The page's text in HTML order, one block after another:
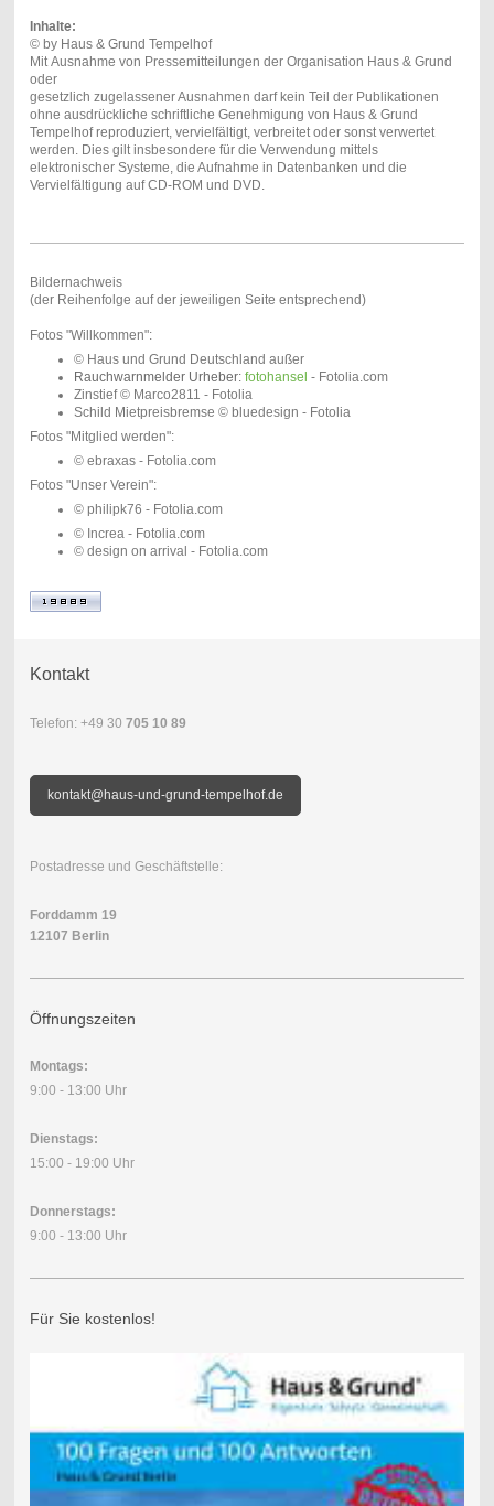
Inhalte:
© by Haus & Grund Tempelhof
Mit Ausnahme von Pressemitteilungen der Organisation Haus & Grund
oder
gesetzlich zugelassener Ausnahmen darf kein Teil der Publikationen
ohne ausdrückliche schriftliche Genehmigung von Haus & Grund
Tempelhof reproduziert, vervielfältigt, verbreitet oder sonst verwertet
werden. Dies gilt insbesondere für die Verwendung mittels
elektronischer Systeme, die Aufnahme in Datenbanken und die
Vervielfältigung auf CD-ROM und DVD.
Bildernachweis
(der Reihenfolge auf der jeweiligen Seite entsprechend)
Fotos "Willkommen":
© Haus und Grund Deutschland außer
Rauchwarnmelder Urheber: fotohansel - Fotolia.com
Zinstief © Marco2811 - Fotolia
Schild Mietpreisbremse © bluedesign - Fotolia
Fotos "Mitglied werden":
© ebraxas - Fotolia.com
Fotos "Unser Verein":
© philipk76 - Fotolia.com
© Increa - Fotolia.com
© design on arrival - Fotolia.com
Kontakt
Telefon: +49 30 705 10 89
kontakt@haus-und-grund-tempelhof.de
Postadresse und Geschäftstelle:
Forddamm 19
12107 Berlin
Öffnungszeiten
Montags:
9:00 - 13:00 Uhr
Dienstags:
15:00 - 19:00 Uhr
Donnerstags:
9:00 - 13:00 Uhr
Für Sie kostenlos!